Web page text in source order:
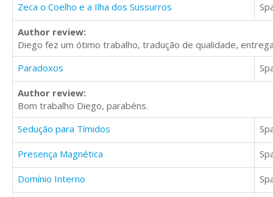
Zeca o Coelho e a Ilha dos Sussurros
Author review:
Diego fez um ótimo trabalho, tradução de qualidade,
Paradoxos
Author review:
Bom trabalho Diego, parabéns.
Sedução para Tímidos
Presença Magnética
Domínio Interno